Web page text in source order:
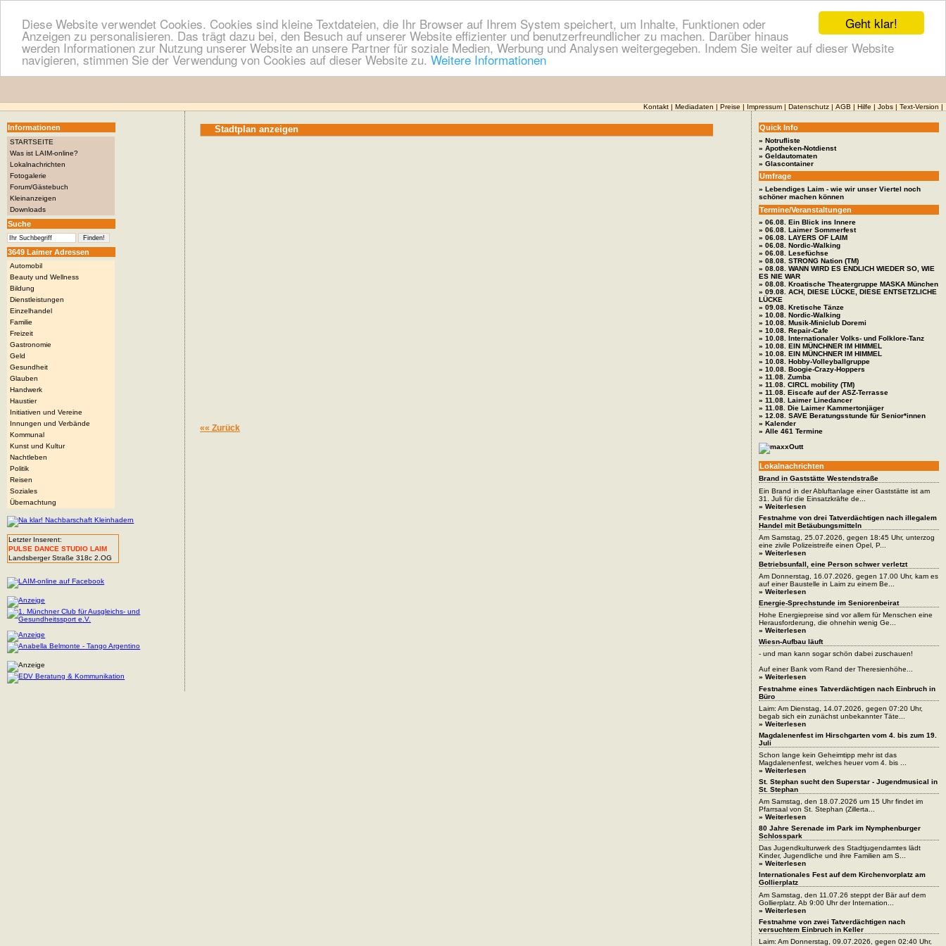
Geht klar!
Diese Website verwendet Cookies. Cookies sind kleine Textdateien, die Ihr Browser auf Ihrem System speichert, um Inhalte, Funktionen oder
Anzeigen zu personalisieren. Das trägt dazu bei, den Besuch auf unserer Website effizienter und benutzerfreundlicher zu machen. Darüber hinaus
werden Informationen zur Nutzung unserer Website an unsere Partner für soziale Medien, Werbung und Analysen weitergegeben. Indem Sie weiter auf dieser Website
navigieren, stimmen Sie der Verwendung von Cookies auf dieser Website zu. Weitere Informationen
Kontakt Mediadaten Preise Impressum Datenschutz AGB Hilfe Jobs Text-Version
Informationen
STARTSEITE
Was ist LAIM-online?
Lokalnachrichten
Fotogalerie
Forum/Gästebuch
Kleinanzeigen
Downloads
Suche
3649 Laimer Adressen
Automobil
Beauty und Wellness
Bildung
Dienstleistungen
Einzelhandel
Familie
Freizeit
Gastronomie
Geld
Gesundheit
Glauben
Handwerk
Haustier
Initiativen und Vereine
Innungen und Verbände
Kommunal
Kunst und Kultur
Nachtleben
Politik
Reisen
Soziales
Übernachtung
Letzter Inserent:
PULSE DANCE STUDIO LAIM
Landsberger Straße 318c 2.OG
Stadtplan anzeigen
«« Zurück
Quick Info
» Notrufliste
» Apotheken-Notdienst
» Geldautomaten
» Glascontainer
Umfrage
» Lebendiges Laim - wie wir unser Viertel noch
schöner machen können
Termine/Veranstaltungen
» 06.08. Ein Blick ins Innere
» 06.08. Laimer Sommerfest
» 06.08. LAYERS OF LAIM
» 06.08. Nordic-Walking
» 06.08. Lesefüchse
» 08.08. STRONG Nation (TM)
» 08.08. WANN WIRD ES ENDLICH WIEDER SO, WIE
ES NIE WAR
» 08.08. Kroatische Theatergruppe MASKA München
» 09.08. ACH, DIESE LÜCKE, DIESE ENTSETZLICHE
LÜCKE
» 09.08. Kretische Tänze
» 10.08. Nordic-Walking
» 10.08. Musik-Miniclub Doremi
» 10.08. Repair-Cafe
» 10.08. Internationaler Volks- und Folklore-Tanz
» 10.08. EIN MÜNCHNER IM HIMMEL
» 10.08. EIN MÜNCHNER IM HIMMEL
» 10.08. Hobby-Volleyballgruppe
» 10.08. Boogie-Crazy-Hoppers
» 11.08. Zumba
» 11.08. CIRCL mobility (TM)
» 11.08. Eiscafe auf der ASZ-Terrasse
» 11.08. Laimer Linedancer
» 11.08. Die Laimer Kammertonjäger
» 12.08. SAVE Beratungsstunde für Senior*innen
» Kalender
» Alle 461 Termine
Lokalnachrichten
Brand in Gaststätte Westendstraße
Ein Brand in der Abluftanlage einer Gaststätte ist am
31. Juli für die Einsatzkräfte de...
» Weiterlesen
Festnahme von drei Tatverdächtigen nach illegalem
Handel mit Betäubungsmitteln
Am Samstag, 25.07.2026, gegen 18:45 Uhr, unterzog
eine zivile Polizeistreife einen Opel, P...
» Weiterlesen
Betriebsunfall, eine Person schwer verletzt
Am Donnerstag, 16.07.2026, gegen 17.00 Uhr, kam es
auf einer Baustelle in Laim zu einem Be...
» Weiterlesen
Energie-Sprechstunde im Seniorenbeirat
Hohe Energiepreise sind vor allem für Menschen eine
Herausforderung, die ohnehin wenig Ge...
» Weiterlesen
Wiesn-Aufbau läuft
- und man kann sogar schön dabei zuschauen!
Auf einer Bank vom Rand der Theresienhöhe...
» Weiterlesen
Festnahme eines Tatverdächtigen nach Einbruch in
Büro
Laim: Am Dienstag, 14.07.2026, gegen 07:20 Uhr,
begab sich ein zunächst unbekannter Täte...
» Weiterlesen
Magdalenenfest im Hirschgarten vom 4. bis zum 19.
Juli
Schon lange kein Geheimtipp mehr ist das
Magdalenenfest, welches heuer vom 4. bis ...
» Weiterlesen
St. Stephan sucht den Superstar - Jugendmusical in
St. Stephan
Am Samstag, den 18.07.2026 um 15 Uhr findet im
Pfarrsaal von St. Stephan (Zillerta...
» Weiterlesen
80 Jahre Serenade im Park im Nymphenburger
Schlosspark
Das Jugendkulturwerk des Stadtjugendamtes lädt
Kinder, Jugendliche und ihre Familien am S...
» Weiterlesen
Internationales Fest auf dem Kirchenvorplatz am
Gollierplatz
Am Samstag, den 11.07.26 steppt der Bär auf dem
Gollierplatz. Ab 9:00 Uhr der Internation...
» Weiterlesen
Festnahme von zwei Tatverdächtigen nach
versuchtem Einbruch in Keller
Laim: Am Donnerstag, 09.07.2026, gegen 02:40 Uhr,